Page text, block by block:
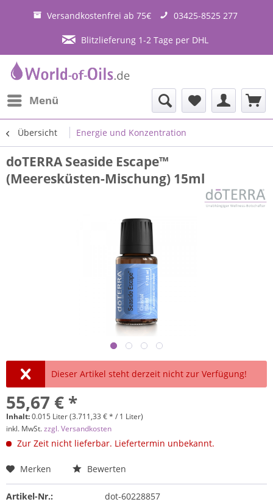
Versandkostenfrei ab 75€ 03425-8525 277
Blitzlieferung 1-2 Tage per DHL
Menü
Übersicht Energie und Konzentration
doTERRA Seaside Escape™
(Meeresküsten-Mischung) 15ml
Dieser Artikel steht derzeit nicht zur Verfügung!
55,67 € *
Inhalt:0.015 Liter (3.711,33 € * / 1 Liter)
inkl. MwSt.zzgl. Versandkosten
Zur Zeit nicht lieferbar. Liefertermin unbekannt.
Merken Bewerten
Artikel-Nr.: dot-60228857